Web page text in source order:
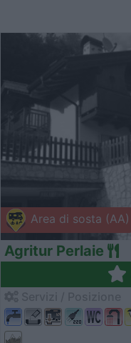
Area di sosta (AA)
Agritur Perlaie